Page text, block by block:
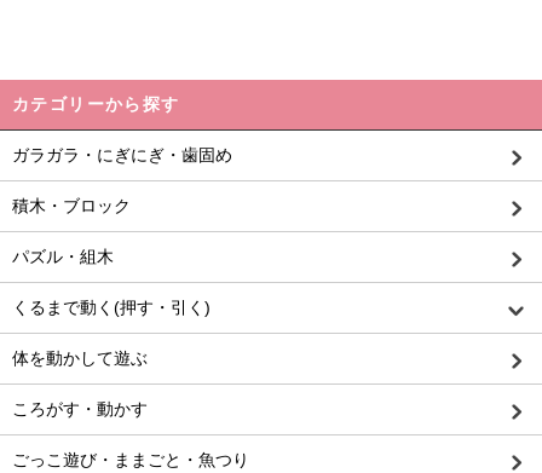
カテゴリーから探す
ガラガラ・にぎにぎ・歯固め
積木・ブロック
パズル・組木
くるまで動く(押す・引く)
体を動かして遊ぶ
ころがす・動かす
ごっこ遊び・ままごと・魚つり